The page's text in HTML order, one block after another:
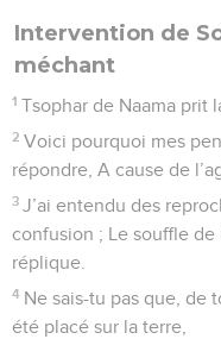
Intervention de
méchant
1 Tsophar de Naama prit
2 Voici pourquoi mes
répondre, A cause de
3 J’ai entendu des
confusion ; Le souffle
réplique.
4 Ne sais-tu pas que, de
été placé sur la terre,